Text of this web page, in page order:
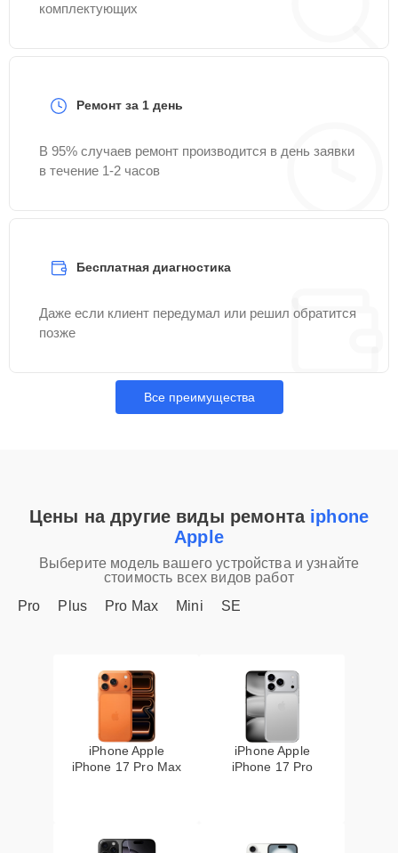
комплектующих
Ремонт за 1 день
В 95% случаев ремонт производится в день заявки
в течение 1-2 часов
Бесплатная диагностика
Даже если клиент передумал или решил обратится
позже
Все преимущества
Цены на другие виды ремонта iphone
Apple
Выберите модель вашего устройства и узнайте
стоимость всех видов работ
Pro
Plus Pro Max Mini SE
iPhone Apple
iPhone 17 Pro Max
iPhone Apple
iPhone 17 Pro